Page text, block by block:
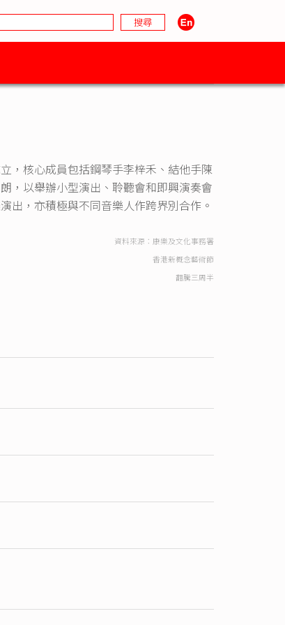
，核心成員包括鋼琴手李梓禾、結他手陳
，以舉辦小型演出、聆聽會和即興演奏會
出，亦積極與不同音樂人作跨界別合作。
資料來源：康樂及文化事務署
香港新概念藝術節
翻騰三周半